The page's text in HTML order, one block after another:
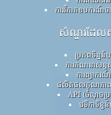
ការវិភាគឧបករណ៍
សំណួរដែល
ប្រភពទិន្ន
ការគណនាសន្
ការព្យាក
ផលិតផលគុណភាព
API (ចំណុចប្រ
វេទិកាទិន្ន